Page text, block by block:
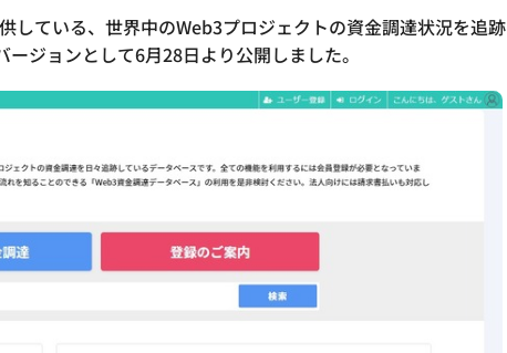
している、世界中のWeb3プロジェクトの資金調達状況を追跡
ジョンとして6月28日より公開しました。